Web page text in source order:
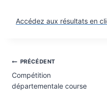
Accédez aux résultats en
Navigation
de
PRÉCÉDENT
Compétition
départementale course